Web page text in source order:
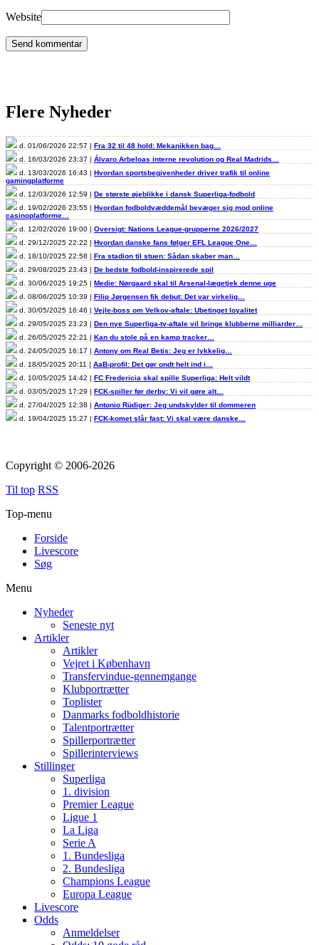
Website
Flere Nyheder
d. 01/06/2026 22:57 | Fra 32 til 48 hold: Mekanikken bag…
d. 16/03/2026 23:37 | Álvaro Arbeloas interne revolution og Real Madrids…
d. 13/03/2026 16:43 | Hvordan sportsbegivenheder driver trafik til online
gamingplatforme
d. 12/03/2026 12:59 | De største øjeblikke i dansk Superliga-fodbold
d. 19/02/2026 23:55 | Hvordan fodboldvæddemål bevæger sig mod online
casinoplatforme…
d. 12/02/2026 19:00 | Oversigt: Nations League-grupperne 2026/2027
d. 29/12/2025 22:22 | Hvordan danske fans følger EFL League One…
d. 18/10/2025 22:58 | Fra stadion til stuen: Sådan skaber man…
d. 29/08/2025 23:43 | De bedste fodbold-inspirerede spil
d. 30/06/2025 19:25 | Medie: Nørgaard skal til Arsenal-lægetjek denne uge
d. 08/06/2025 10:39 | Filip Jørgensen fik debut: Det var virkelig…
d. 30/05/2025 16:46 | Vejle-boss om Velkov-aftale: Ubetinget loyalitet
d. 29/05/2025 23:23 | Den nye Superliga-tv-aftale vil bringe klubberne milliarder…
d. 26/05/2025 22:21 | Kan du stole på en kamp tracker…
d. 24/05/2025 16:17 | Antony om Real Betis: Jeg er lykkelig…
d. 18/05/2025 20:11 | AaB-profil: Det gør ondt helt ind i…
d. 10/05/2025 14:42 | FC Fredericia skal spille Superliga: Helt vildt
d. 03/05/2025 17:29 | FCK-spiller før derby: Vi vil gøre alt…
d. 27/04/2025 12:38 | Antonio Rüdiger: Jeg undskylder til dommeren
d. 19/04/2025 15:27 | FCK-komet slår fast: Vi skal være danske…
Copyright © 2006-2026
Til top RSS
Top-menu
Forside
Livescore
Søg
Menu
Nyheder
Seneste nyt
Artikler
Artikler
Vejret i København
Transfervindue-gennemgange
Klubportrætter
Toplister
Danmarks fodboldhistorie
Talentportrætter
Spillerportrætter
Spillerinterviews
Stillinger
Superliga
1. division
Premier League
Ligue 1
La Liga
Serie A
1. Bundesliga
2. Bundesliga
Champions League
Europa League
Livescore
Odds
Anmeldelser